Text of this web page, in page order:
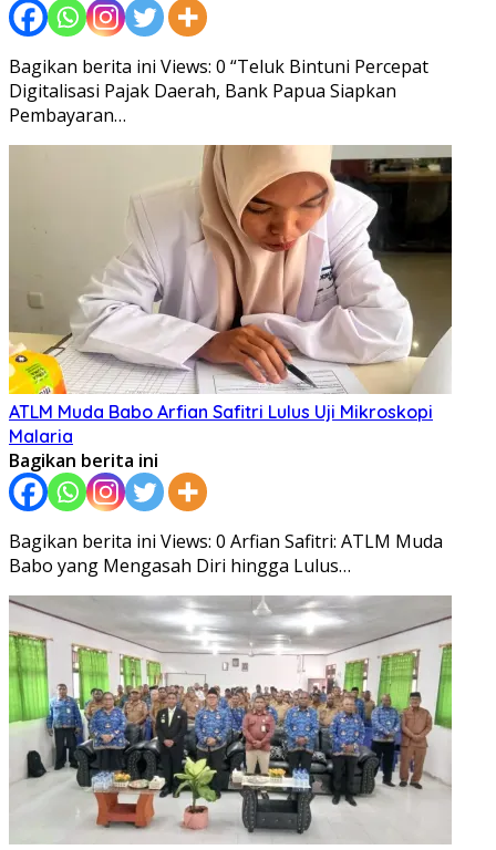
Bagikan berita ini Views: 0 “Teluk Bintuni Percepat
Digitalisasi Pajak Daerah, Bank Papua Siapkan
Pembayaran…
ATLM Muda Babo Arfian Safitri Lulus Uji Mikroskopi
Malaria
Bagikan berita ini
Bagikan berita ini Views: 0 Arfian Safitri: ATLM Muda
Babo yang Mengasah Diri hingga Lulus…